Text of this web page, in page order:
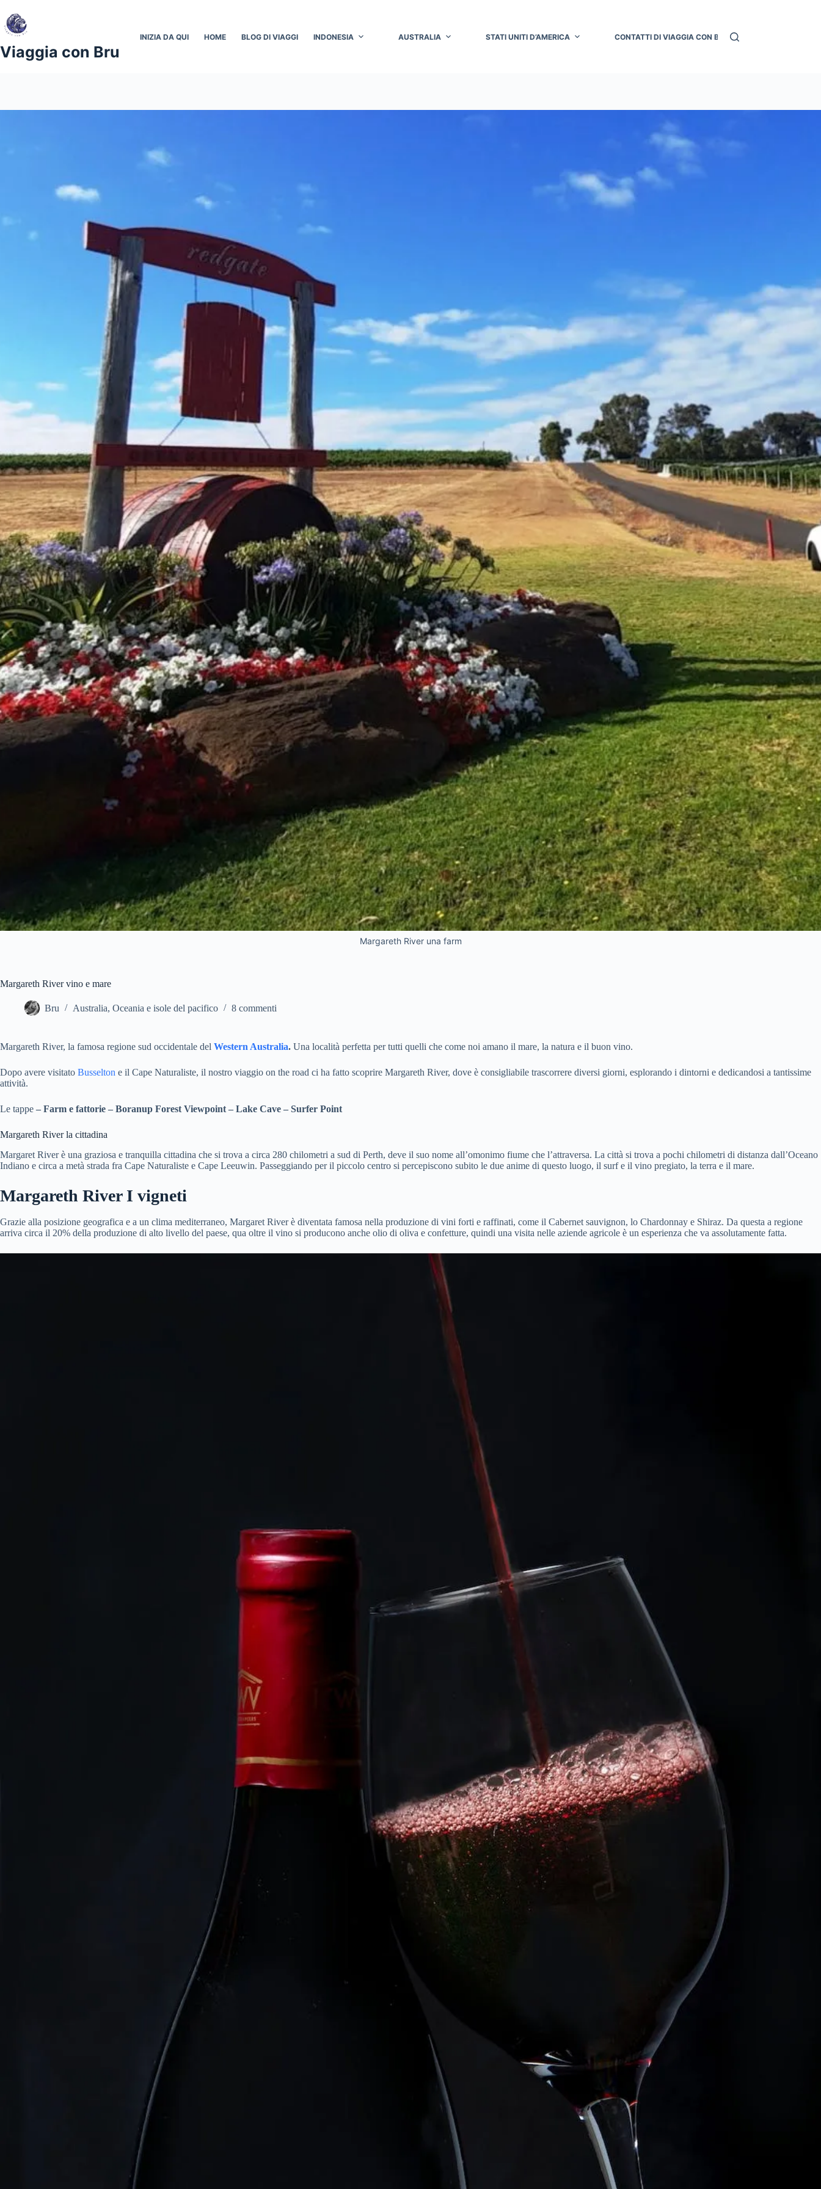
contenuto
Viaggia con Bru
INIZIA DA QUI HOME BLOG DI VIAGGI INDONESIA AUSTRALIA STATI UNITI D’AMERICA CONTATTI DI VIAGGIA CON BRU
Margareth River una farm
Margareth River vino e mare
Bru Australia, Oceania e isole del pacifico 8 commenti
Margareth River, la famosa regione sud occidentale del Western Australia. Una località perfetta per tutti quelli che come noi amano il mare, la natura e il buon vino.
Dopo avere visitato Busselton e il Cape Naturaliste, il nostro viaggio on the road ci ha fatto scoprire Margareth River, dove è consigliabile trascorrere diversi giorni, esplorando i dintorni e dedicandosi a tantissime
attività.
Le tappe – Farm e fattorie – Boranup Forest Viewpoint – Lake Cave – Surfer Point
Margareth River la cittadina
Margaret River è una graziosa e tranquilla cittadina che si trova a circa 280 chilometri a sud di Perth, deve il suo nome all’omonimo fiume che l’attraversa. La città si trova a pochi chilometri di distanza dall’Oceano
Indiano e circa a metà strada fra Cape Naturaliste e Cape Leeuwin. Passeggiando per il piccolo centro si percepiscono subito le due anime di questo luogo, il surf e il vino pregiato, la terra e il mare.
Margareth River I vigneti
Grazie alla posizione geografica e a un clima mediterraneo, Margaret River è diventata famosa nella produzione di vini forti e raffinati, come il Cabernet sauvignon, lo Chardonnay e Shiraz. Da questa a regione
arriva circa il 20% della produzione di alto livello del paese, qua oltre il vino si producono anche olio di oliva e confetture, quindi una visita nelle aziende agricole è un esperienza che va assolutamente fatta.